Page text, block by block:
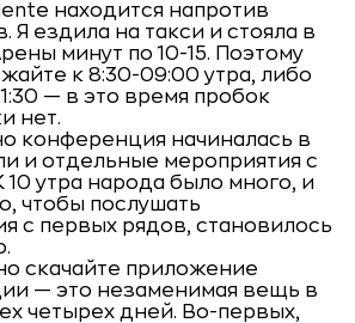
находится напротив
Я ездила на такси и стояла в
минут по 10-15. Поэтому
к 8:30-09:00 утра, либо
— в это время пробок
нет.
конференция начиналась в
и отдельные мероприятия с
10 утра народа было много, и
чтобы послушать
с первых рядов, становилось
скачайте приложение
— это незаменимая вещь в
четырех дней. Во-первых,